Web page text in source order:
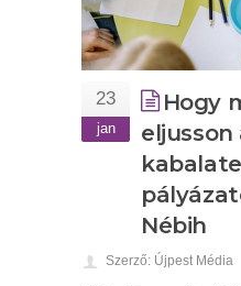
23
jan
Hogy
eljusson
Nébih
Szerző: Újpest Média